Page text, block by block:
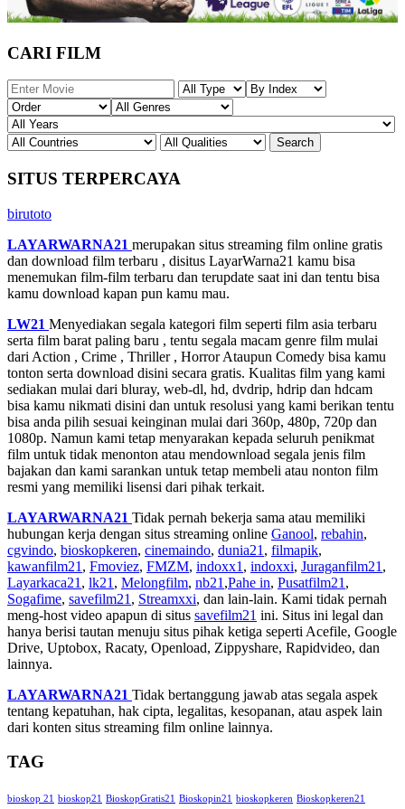
CARI FILM
SITUS TERPERCAYA
birutoto
LAYARWARNA21 merupakan situs streaming film online gratis
dan download film terbaru , disitus LayarWarna21 kamu bisa
menemukan film-film terbaru dan terupdate saat ini dan tentu bisa
kamu download kapan pun kamu mau.
LW21 Menyediakan segala kategori film seperti film asia terbaru
serta film barat paling baru , tentu segala macam genre film mulai
dari Action , Crime , Thriller , Horror Ataupun Comedy bisa kamu
tonton serta download disini secara gratis. Kualitas film yang kami
sediakan mulai dari bluray, web-dl, hd, dvdrip, hdrip dan hdcam
bisa kamu nikmati disini dan untuk resolusi yang kami berikan tentu
bisa anda pilih sesuai keinginan mulai dari 360p, 480p, 720p dan
1080p. Namun kami tetap menyarakan kepada seluruh penikmat
film untuk tidak menonton atau mendownload segala jenis film
bajakan dan kami sarankan untuk tetap membeli atau nonton film
resmi yang memiliki lisensi dari pihak terkait.
LAYARWARNA21 Tidak pernah bekerja sama atau memiliki
hubungan kerja dengan situs streaming online Ganool, rebahin,
cgvindo, bioskopkeren, cinemaindo, dunia21 , filmapik,
kawanfilm21 , Fmoviez, FMZM, indoxx1 , indoxxi, Juraganfilm21 ,
Layarkaca21 , lk21 , Melongfilm, nb21 ,Pahe in, Pusatfilm21 ,
Sogafime, savefilm21 , Streamxxi, dan lain-lain. Kami tidak pernah
meng-host video apapun di situs savefilm21 ini. Situs ini legal dan
hanya berisi tautan menuju situs pihak ketiga seperti Acefile, Google
Drive, Uptobox, Racaty, Openload, Zippyshare, Rapidvideo, dan
lainnya.
LAYARWARNA21 Tidak bertanggung jawab atas segala aspek
tentang kepatuhan, hak cipta, legalitas, kesopanan, atau aspek lain
dari konten situs streaming film online lainnya.
TAG
bioskop 21 bioskop21 BioskopGratis21 Bioskopin21 bioskopkeren Bioskopkeren21